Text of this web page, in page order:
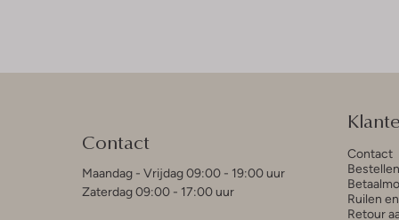
Contact
Maandag - Vrijdag 09:00 - 19:00 uur
Zaterdag 09:00 - 17:00 uur
Contact
Ruilen
Retour